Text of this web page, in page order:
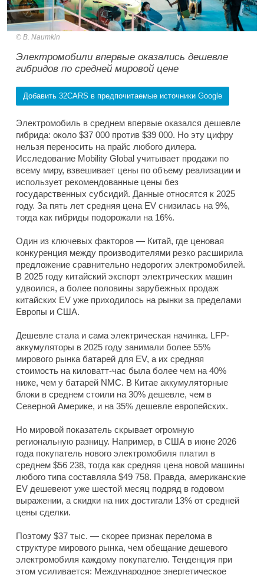
B. Naumkin
Электромобили впервые оказались дешевле
гибридов по средней мировой цене
Добавить 32CARS в предпочитаемые источники Google
Электромобиль в среднем впервые оказался дешевле
гибрида: около $37 000 против $39 000. Но эту цифру
нельзя переносить на прайс любого дилера.
Исследование Mobility Global учитывает продажи по
всему миру, взвешивает цены по объему реализации и
использует рекомендованные цены без
государственных субсидий. Данные относятся к 2025
году. За пять лет средняя цена EV снизилась на 9%,
тогда как гибриды подорожали на 16%.
Один из ключевых факторов — Китай, где ценовая
конкуренция между производителями резко расширила
предложение сравнительно недорогих электромобилей.
В 2025 году китайский экспорт электрических машин
удвоился, а более половины зарубежных продаж
китайских EV уже приходилось на рынки за пределами
Европы и США.
Дешевле стала и сама электрическая начинка. LFP-
аккумуляторы в 2025 году занимали более 55%
мирового рынка батарей для EV, а их средняя
стоимость на киловатт-час была более чем на 40%
ниже, чем у батарей NMC. В Китае аккумуляторные
блоки в среднем стоили на 30% дешевле, чем в
Северной Америке, и на 35% дешевле европейских.
Но мировой показатель скрывает огромную
региональную разницу. Например, в США в июне 2026
года покупатель нового электромобиля платил в
среднем $56 238, тогда как средняя цена новой машины
любого типа составляла $49 758. Правда, американские
EV дешевеют уже шестой месяц подряд в годовом
выражении, а скидки на них достигали 13% от средней
цены сделки.
Поэтому $37 тыс. — скорее признак перелома в
структуре мирового рынка, чем обещание дешевого
электромобиля каждому покупателю. Тенденция при
этом усиливается: Международное энергетическое